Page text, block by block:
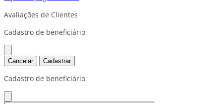
Avaliações de Clientes
Cadastro de beneficiário
Cancelar Cadastrar
Cadastro de beneficiário